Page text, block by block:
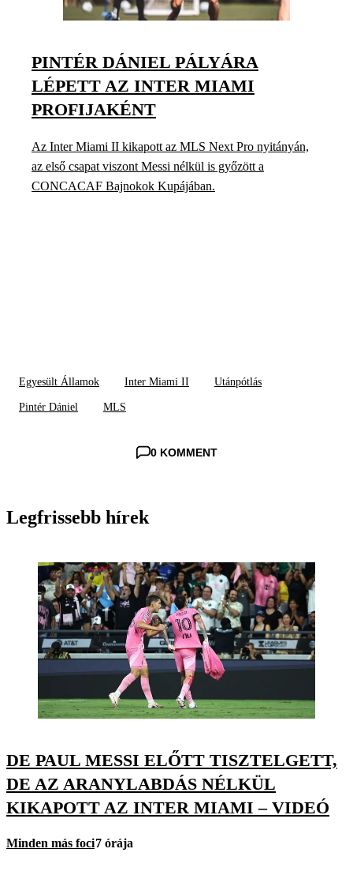
PINTÉR DÁNIEL PÁLYÁRA
LÉPETT AZ INTER MIAMI
PROFIJAKÉNT
Az Inter Miami II kikapott az MLS Next Pro nyitányán,
az első csapat viszont Messi nélkül is győzött a
CONCACAF Bajnokok Kupájában.
Egyesült Államok Inter Miami II Utánpótlás
Pintér Dániel MLS
0 KOMMENT
Legfrissebb hírek
DE PAUL MESSI ELŐTT TISZTELGETT,
DE AZ ARANYLABDÁS NÉLKÜL
KIKAPOTT AZ INTER MIAMI – VIDEÓ
Minden más foci7 órája